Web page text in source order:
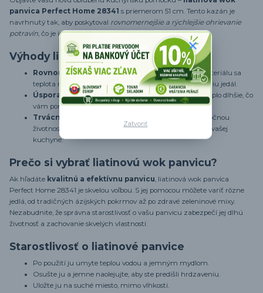
panvica Perfect Home 28341 s priemerom 51 cm. Tento kazán je
navrhnutý tak, aby poskytoval rovnomernejšie a rýchlejšie ohrievanie
potravín, čo je ideálne pre všetkých, ktorí milujú varenie.
Výhody liatinovej wok panvice
Rovnomerné ohrievanie:Vďaka špeciálnemu materiálu sa
teplota rozdeľuje rovnomerne, čo zabraňuje pripaľovaniu jedál.
Úspora energie:Hrubé steny panvice uchovávajú teplo dlhšie, čo
vám pomôže ušetriť energiu pri varení.
Trvácnosť:
Liatinové panvice sú známe svojou dlhoročnou
životnosťou, takže sa stanú neodmysliteľnou súčasťou vašej
kuchyne.
Prečo si vybrať liatinovú wok panvicu?
Ak hľadáte kvalitnú a efektívnu panvicu, liatinová wok panvica
Perfect Home 28341 je skvelou voľbou. S jej pomocou môžete variť rôzne
jedlá, od tradičných ázijských pokrmov až po zdravé zeleninové mixy.
Nezabudnite, že správna starostlivosť o vašu panvicu zabezpečí jej dlhú
životnosť a zachovanie skvelých vlastností.
Starostlivosť o liatinové panvice
Po použití ju umyte teplou vodou a jemným mydlom.
Osušte ju a jemne naolejujte, aby ste predišli hrdzaveniu.
Uložte ju na suché miesto, mimo vlhkosti.
Zatvoriť